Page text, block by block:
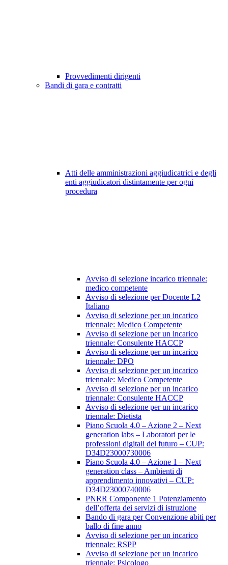
Provvedimenti dirigenti
Bandi di gara e contratti
Atti delle amministrazioni aggiudicatrici e degli
enti aggiudicatori distintamente per ogni
procedura
Avviso di selezione incarico triennale:
medico competente
Avviso di selezione per Docente L2
Italiano
Avviso di selezione per un incarico
triennale: Medico Competente
Avviso di selezione per un incarico
triennale: Consulente HACCP
Avviso di selezione per un incarico
triennale: DPO
Avviso di selezione per un incarico
triennale: Medico Competente
Avviso di selezione per un incarico
triennale: Consulente HACCP
Avviso di selezione per un incarico
triennale: Dietista
Piano Scuola 4.0 – Azione 2 – Next
generation labs – Laboratori per le
professioni digitali del futuro – CUP:
D34D23000730006
Piano Scuola 4.0 – Azione 1 – Next
generation class – Ambienti di
apprendimento innovativi – CUP:
D34D23000740006
PNRR Componente 1 Potenziamento
dell’offerta dei servizi di istruzione
Bando di gara per Convenzione abiti per
ballo di fine anno
Avviso di selezione per un incarico
triennale: RSPP
Avviso di selezione per un incarico
triennale: Psicologo